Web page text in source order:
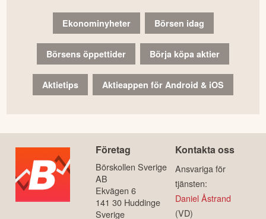
Ekonominyheter Börsen idag
Börsens öppettider Börja köpa aktier
Aktietips Aktieappen för Android & iOS
Företag
Börskollen Sverige
AB
Ekvägen 6
141 30 Huddinge
Sverige
Kontakta oss
Ansvariga för
tjänsten:
Daniel Åstrand
(VD)